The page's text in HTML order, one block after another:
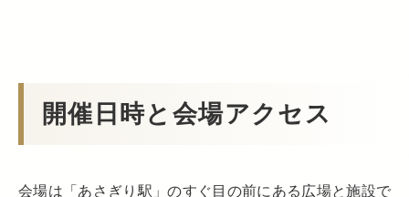
開催日時と会場アクセス
会場は「あさぎり駅」のすぐ目の前にある広場と施設で